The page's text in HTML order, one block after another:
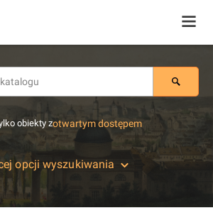
obiekty zotwartym dostępem
opcji wyszukiwania